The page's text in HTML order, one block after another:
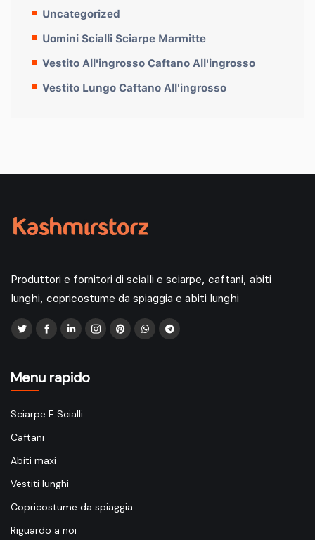
Uncategorized
Uomini Scialli Sciarpe Marmitte
Vestito All'ingrosso Caftano All'ingrosso
Vestito Lungo Caftano All'ingrosso
Produttori e fornitori di scialli e sciarpe, caftani, abiti
lunghi, copricostume da spiaggia e abiti lunghi
Menu rapido
Sciarpe E Scialli
Caftani
Abiti maxi
Vestiti lunghi
Copricostume da spiaggia
Riguardo a noi